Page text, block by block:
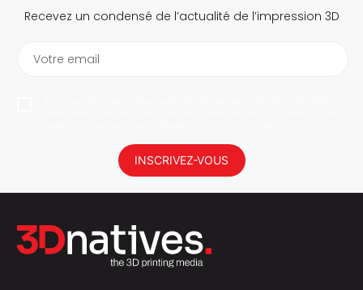
Recevez un condensé de l’actualité de l’impression 3D
Votre email
INSCRIVEZ-VOUS